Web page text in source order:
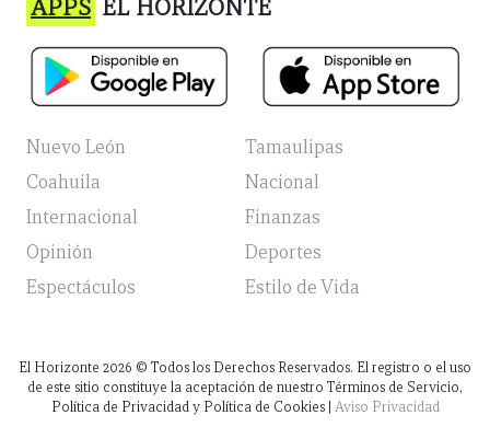
APPS EL HORIZONTE
Nuevo León
Tamaulipas
Coahuila
Nacional
Internacional
Finanzas
Opinión
Deportes
Espectáculos
Estilo de Vida
El Horizonte 2026 © Todos los Derechos Reservados. El registro o el uso
de este sitio constituye la aceptación de nuestro Términos de Servicio,
Política de Privacidad y Política de Cookies | Aviso Privacidad